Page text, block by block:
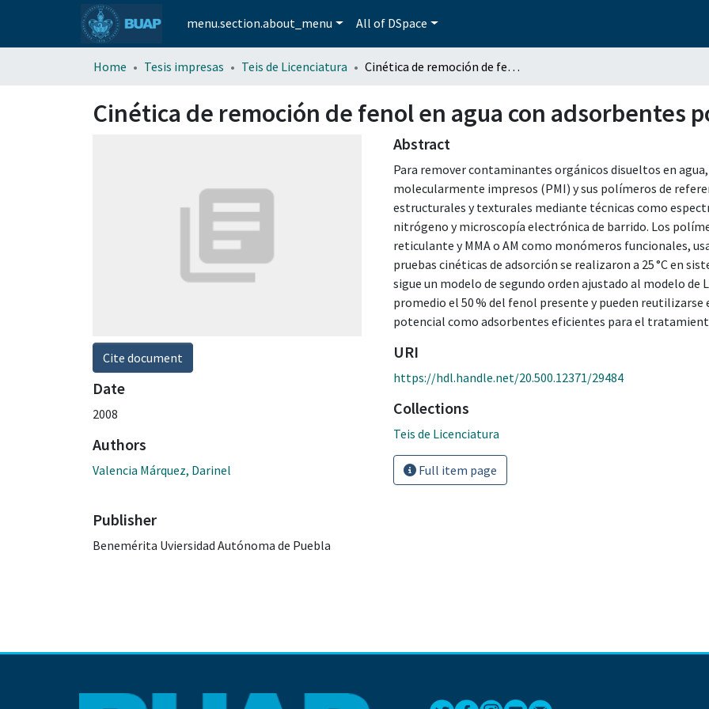
menu.section.about_menu All of DSpace
Home Tesis impresas Teis de Licenciatura Cinética de remoción de fenol en agua con adsorbentes poliméricos.
Cinética de remoción de fenol en agua con adsorbentes
Cite document
Date
2008
Authors
Valencia Márquez, Darinel
Publisher
Benemérita Uviersidad Autónoma de Puebla
Abstract
Para remover contaminantes orgánicos disueltos en
molecularmente impresos (PMI) y sus polímeros de
estructurales y texturales mediante técnicas como
nitrógeno y microscopía electrónica de barrido. Los
reticulante y MMA o AM como monómeros funcionales,
pruebas cinéticas de adsorción se realizaron a 25 °C en
sigue un modelo de segundo orden ajustado al modelo de
promedio el 50 % del fenol presente y pueden
potencial como adsorbentes eficientes para el
URI
https://hdl.handle.net/20.500.12371/29484
Collections
Teis de Licenciatura
Full item page